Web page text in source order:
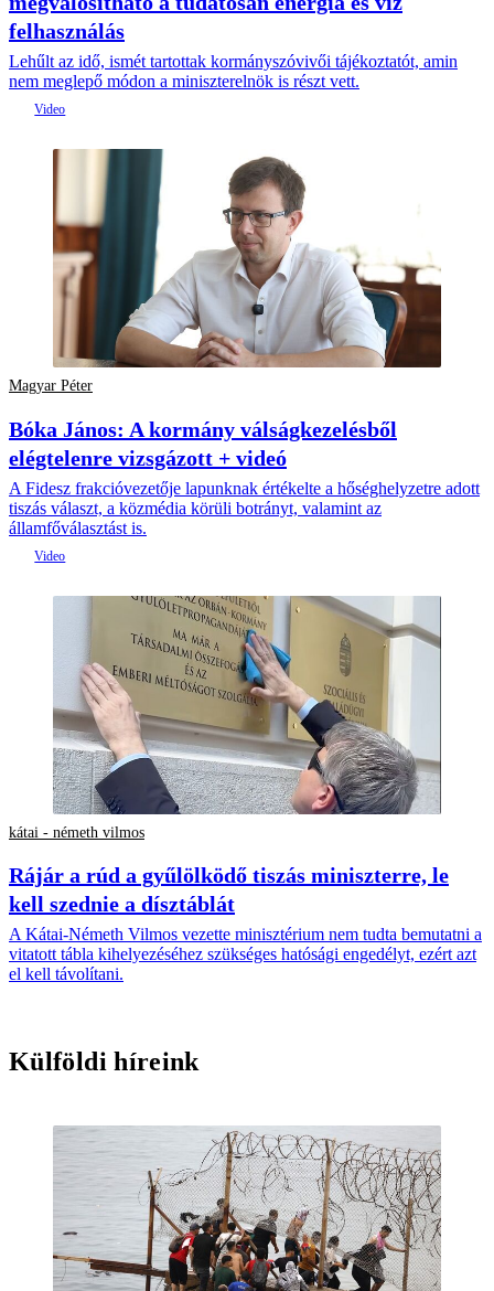
felhasználás
Lehűlt az idő, ismét tartottak kormányszóvivői tájékoztatót, amin
nem meglepő módon a miniszterelnök is részt vett.
Magyar Péter
Bóka János: A kormány válságkezelésből
elégtelenre vizsgázott + videó
A Fidesz frakcióvezetője lapunknak értékelte a hőséghelyzetre adott
tiszás választ, a közmédia körüli botrányt, valamint az
államfőválasztást is.
kátai - németh vilmos
Rájár a rúd a gyűlölködő tiszás miniszterre, le
kell szednie a dísztáblát
A Kátai-Németh Vilmos vezette minisztérium nem tudta bemutatni a
vitatott tábla kihelyezéséhez szükséges hatósági engedélyt, ezért azt
el kell távolítani.
Külföldi híreink